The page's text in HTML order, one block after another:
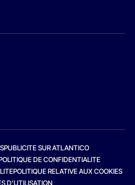
PUBLICITE SUR ATLANTICO
DE CONFIDENTIALITE
POLITIQUE RELATIVE AUX COOKIES
D’UTILISATION